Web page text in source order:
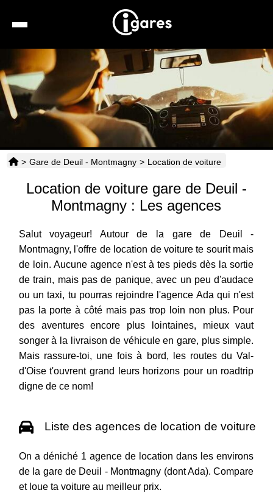
Recherche
Location de voiture
Hôtels
Taxis
Horaires
> Gare de Deuil - Montmagny > Location de voiture
Location de voiture gare de Deuil -
Montmagny : Les agences
Salut voyageur! Autour de la gare de Deuil -
Montmagny, l'offre de location de voiture te sourit mais
de loin. Aucune agence n'est à tes pieds dès la sortie
de train, mais pas de panique, avec un peu d'audace
ou un taxi, tu pourras rejoindre l'agence Ada qui n'est
pas la porte à côté mais pas trop loin non plus. Pour
des aventures encore plus lointaines, mieux vaut
songer à la livraison de véhicule en gare, plus simple.
Mais rassure-toi, une fois à bord, les routes du Val-
d'Oise t'ouvrent grand leurs horizons pour un roadtrip
digne de ce nom!
Liste des agences de location de voiture
On a déniché 1 agence de location dans les environs
de la gare de Deuil - Montmagny (dont Ada). Compare
et loue ta voiture au meilleur prix.